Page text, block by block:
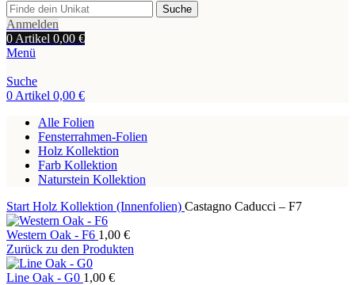
Suche
Anmelden
0 Artikel 0,00 €
Menü
Suche
0 Artikel 0,00 €
Alle Folien
Fensterrahmen-Folien
Holz Kollektion
Farb Kollektion
Naturstein Kollektion
Start Holz Kollektion (Innenfolien) Castagno Caducci – F7
Western Oak - F6 1,00 €
Zurück zu den Produkten
Line Oak - G0 1,00 €